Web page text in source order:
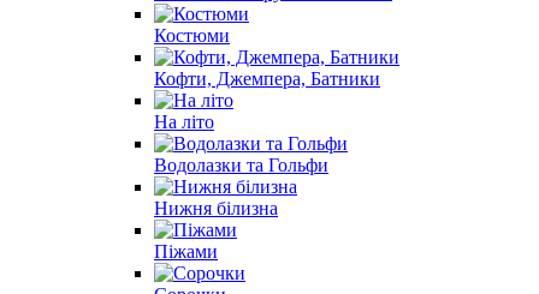
Костюми
Кофти, Джемпера, Батники
На літо
Водолазки та Гольфи
Нижня білизна
Піжами